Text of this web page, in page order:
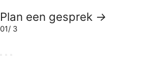
Plan een gesprek →
01/ 3